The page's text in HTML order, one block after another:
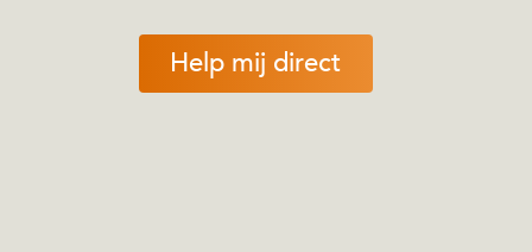
Help mij direct